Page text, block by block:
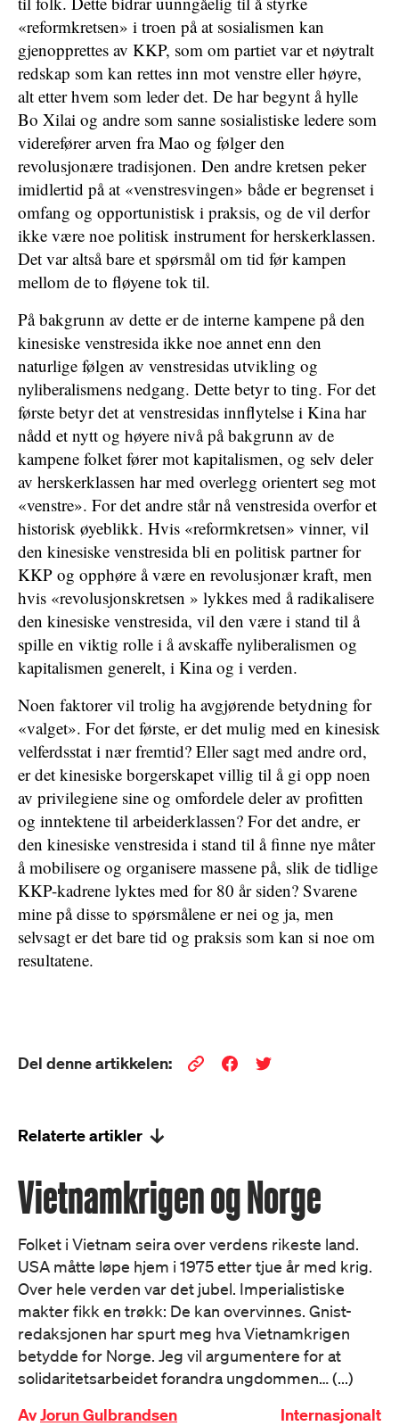
«reformkretsen» i troen på at sosialismen kan
gjenopprettes av KKP, som om partiet var et nøytralt
redskap som kan rettes inn mot venstre eller høyre,
alt etter hvem som leder det. De har begynt å hylle
Bo Xilai og andre som sanne sosialistiske ledere som
viderefører arven fra Mao og følger den
revolusjonære tradisjonen. Den andre kretsen peker
imidlertid på at «venstresvingen» både er begrenset i
omfang og opportunistisk i praksis, og de vil derfor
ikke være noe politisk instrument for herskerklassen.
Det var altså bare et spørsmål om tid før kampen
mellom de to fløyene tok til.
På bakgrunn av dette er de interne kampene på den
kinesiske venstresida ikke noe annet enn den
naturlige følgen av venstresidas utvikling og
nyliberalismens nedgang. Dette betyr to ting. For det
første betyr det at venstresidas innflytelse i Kina har
nådd et nytt og høyere nivå på bakgrunn av de
kampene folket fører mot kapitalismen, og selv deler
av herskerklassen har med overlegg orientert seg mot
«venstre». For det andre står nå venstresida overfor et
historisk øyeblikk. Hvis «reformkretsen» vinner, vil
den kinesiske venstresida bli en politisk partner for
KKP og opphøre å være en revolusjonær kraft, men
hvis «revolusjonskretsen » lykkes med å radikalisere
den kinesiske venstresida, vil den være i stand til å
spille en viktig rolle i å avskaffe nyliberalismen og
kapitalismen generelt, i Kina og i verden.
Noen faktorer vil trolig ha avgjørende betydning for
«valget». For det første, er det mulig med en kinesisk
velferdsstat i nær fremtid? Eller sagt med andre ord,
er det kinesiske borgerskapet villig til å gi opp noen
av privilegiene sine og omfordele deler av profitten
og inntektene til arbeiderklassen? For det andre, er
den kinesiske venstresida i stand til å finne nye måter
å mobilisere og organisere massene på, slik de tidlige
KKP-kadrene lyktes med for 80 år siden? Svarene
mine på disse to spørsmålene er nei og ja, men
selvsagt er det bare tid og praksis som kan si noe om
resultatene.
Del denne artikkelen:
Relaterte artikler
Vietnamkrigen og Norge
Folket i Vietnam seira over verdens rikeste land.
USA måtte løpe hjem i 1975 etter tjue år med krig.
Over hele verden var det jubel. Imperialistiske
makter fikk en trøkk: De kan overvinnes. Gnist-
redaksjonen har spurt meg hva Vietnamkrigen
betydde for Norge. Jeg vil argumentere for at
solidaritetsarbeidet forandra ungdommen… (...)
AvJorun Gulbrandsen Internasjonalt